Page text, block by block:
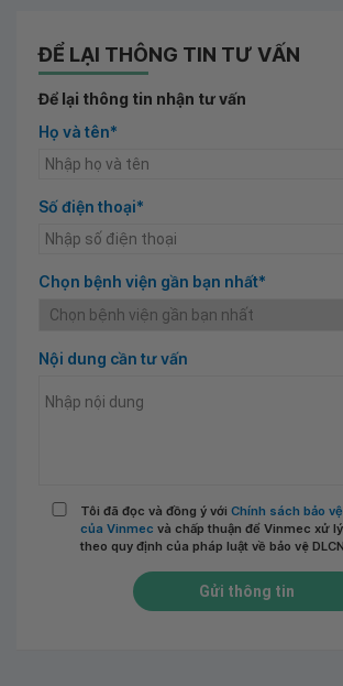
ĐỂ LẠI THÔNG TIN TƯ VẤN
Để lại thông tin nhận tư vấn
Họ và tên*
Số điện thoại*
Chọn bệnh viện gần bạn nhất*
Nội dung cần tư vấn
Tôi đã đọc và đồng ý với Chính sách bảo
của Vinmec và chấp thuận để Vinmec xử
theo quy định của pháp luật về bảo vệ DLCN.
Gửi thông tin